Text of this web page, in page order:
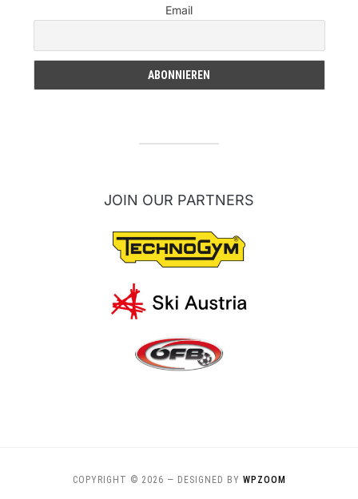
Email
JOIN OUR PARTNERS
COPYRIGHT © 2026 — DESIGNED BY WPZOOM